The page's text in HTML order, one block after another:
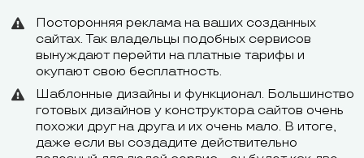
Посторонняя реклама на ваших созданных
сайтах. Так владельцы подобных сервисов
вынуждают перейти на платные тарифы и
окупают свою бесплатность.
Шаблонные дизайны и функционал. Большинство
готовых дизайнов у конструктора сайтов очень
похожи друг на друга и их очень мало. В итоге,
даже если вы создадите действительно